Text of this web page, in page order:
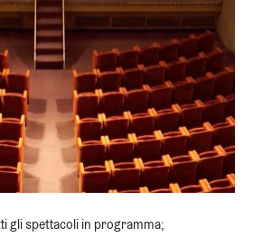
gli spettacoli in programma;